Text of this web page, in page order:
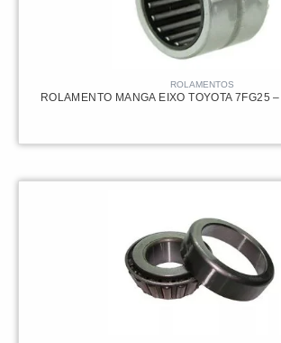
ROLAMENTOS
ROLAMENTO MANGA EIXO TOYOTA 7FG25